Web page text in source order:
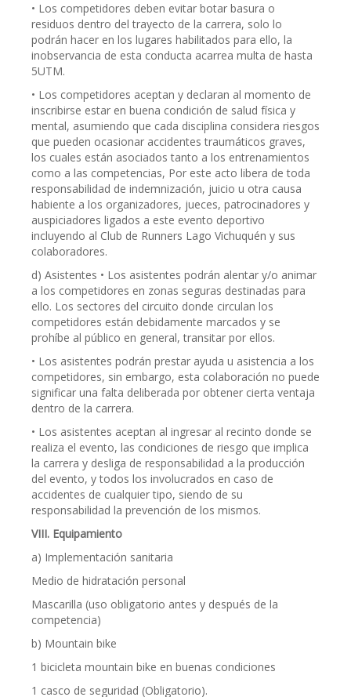
• Los competidores deben evitar botar basura o
residuos dentro del trayecto de la carrera, solo lo
podrán hacer en los lugares habilitados para ello, la
inobservancia de esta conducta acarrea multa de hasta
5UTM.
• Los competidores aceptan y declaran al momento de
inscribirse estar en buena condición de salud física y
mental, asumiendo que cada disciplina considera riesgos
que pueden ocasionar accidentes traumáticos graves,
los cuales están asociados tanto a los entrenamientos
como a las competencias, Por este acto libera de toda
responsabilidad de indemnización, juicio u otra causa
habiente a los organizadores, jueces, patrocinadores y
auspiciadores ligados a este evento deportivo
incluyendo al Club de Runners Lago Vichuquén y sus
colaboradores.
d) Asistentes • Los asistentes podrán alentar y/o animar
a los competidores en zonas seguras destinadas para
ello. Los sectores del circuito donde circulan los
competidores están debidamente marcados y se
prohíbe al público en general, transitar por ellos.
• Los asistentes podrán prestar ayuda u asistencia a los
competidores, sin embargo, esta colaboración no puede
significar una falta deliberada por obtener cierta ventaja
dentro de la carrera.
• Los asistentes aceptan al ingresar al recinto donde se
realiza el evento, las condiciones de riesgo que implica
la carrera y desliga de responsabilidad a la producción
del evento, y todos los involucrados en caso de
accidentes de cualquier tipo, siendo de su
responsabilidad la prevención de los mismos.
VIII. Equipamiento
a) Implementación sanitaria
Medio de hidratación personal
Mascarilla (uso obligatorio antes y después de la
competencia)
b) Mountain bike
1 bicicleta mountain bike en buenas condiciones
1 casco de seguridad (Obligatorio).